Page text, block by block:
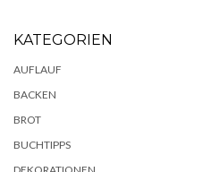
KATEGORIEN
AUFLAUF
BACKEN
BROT
BUCHTIPPS